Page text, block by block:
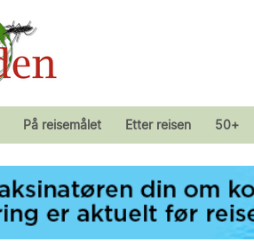
På reisemålet Etter reisen 50+